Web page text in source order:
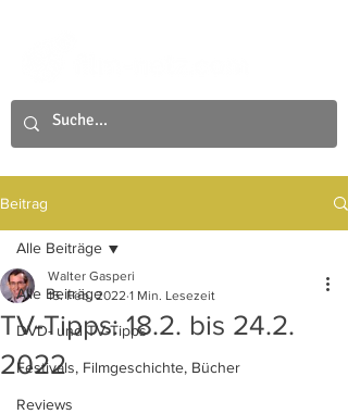
Beitrag
Alle Beiträge
DVD- und TV-Tipps
Festivals, Filmgeschichte, Bücher
Reviews
Alle Beiträge
TV-Tipps: 18.2. bis 24.2.
2022
Walter Gasperi
15. Feb. 2022 1 Min. Lesezeit